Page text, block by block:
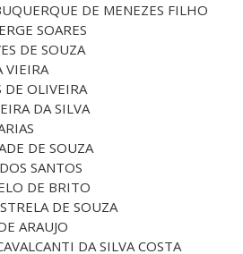
DE MENEZES FILHO
SOARES
DE SOUZA
VIEIRA
DE OLIVEIRA
DA SILVA
DE SOUZA
SANTOS
DE BRITO
DE SOUZA
ARAUJO
DA SILVA COSTA